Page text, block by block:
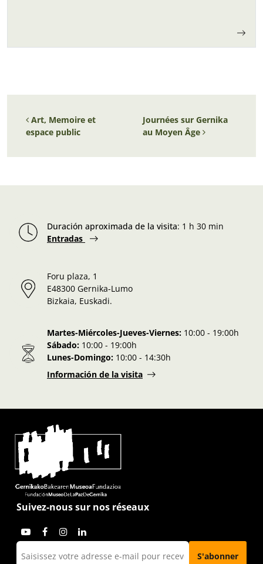
Navigation des articles
Art, Memoire et
espace public
Journées sur Gernika
au Moyen Âge
Duración aproximada de la visita: 1 h 30 min
Entradas
Foru plaza, 1
E48300 Gernika-Lumo
Bizkaia, Euskadi.
Martes-Miércoles-Jueves-Viernes: 10:00 - 19:00h
Sábado: 10:00 - 19:00h
Lunes-Domingo: 10:00 - 14:30h
Información de la visita
Suivez-nous sur nos réseaux